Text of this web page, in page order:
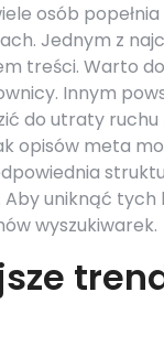
osób
Jednym z
treści. Warto
Innym
do utraty ruchu
opisów meta
Aby uniknąć
wyszukiwarek.